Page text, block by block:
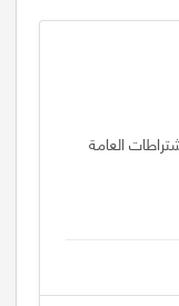
العامة